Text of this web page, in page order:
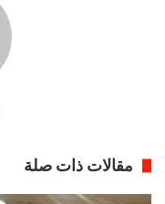
مقالات ذات صلة